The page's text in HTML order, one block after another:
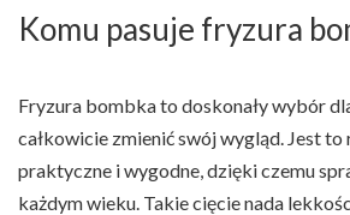
Komu pasuje fryzura
Fryzura bombka to doskonały wybór
całkowicie zmienić swój wygląd. Jest to
praktyczne i wygodne, dzięki czemu
każdym wieku. Takie cięcie nada